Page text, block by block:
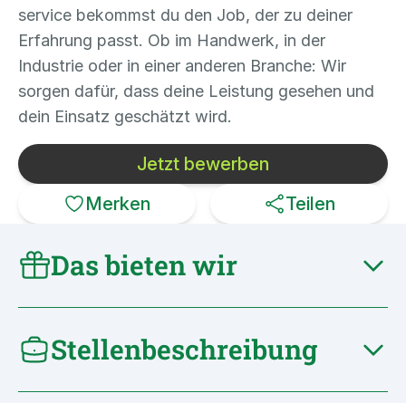
service bekommst du den Job, der zu deiner
Erfahrung passt. Ob im Handwerk, in der
Industrie oder in einer anderen Branche: Wir
sorgen dafür, dass deine Leistung gesehen und
dein Einsatz geschätzt wird.
Jetzt bewerben
Merken
Teilen
Das bieten wir
Stellenbeschreibung